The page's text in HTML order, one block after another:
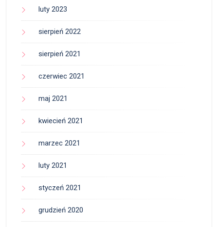
luty 2023
sierpień 2022
sierpień 2021
czerwiec 2021
maj 2021
kwiecień 2021
marzec 2021
luty 2021
styczeń 2021
grudzień 2020